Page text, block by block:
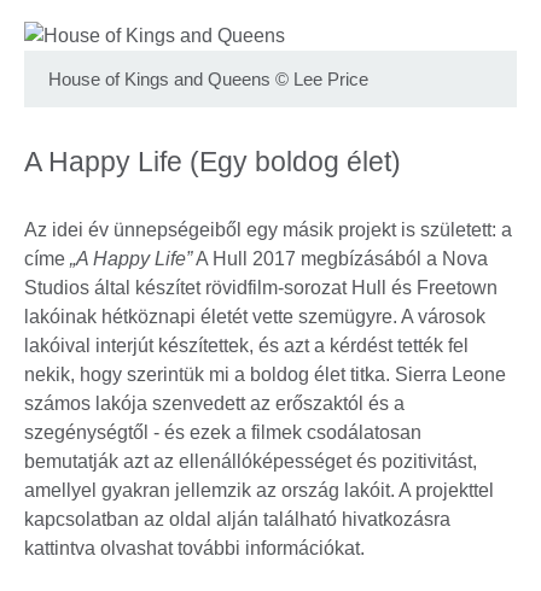
House of Kings and Queens © Lee Price
A Happy Life (Egy boldog élet)
Az idei év ünnepségeiből egy másik projekt is született: a
címe „A Happy Life”A Hull 2017 megbízásából a Nova
Studios által készítet rövidfilm-sorozat Hull és Freetown
lakóinak hétköznapi életét vette szemügyre. A városok
lakóival interjút készítettek, és azt a kérdést tették fel
nekik, hogy szerintük mi a boldog élet titka. Sierra Leone
számos lakója szenvedett az erőszaktól és a
szegénységtől - és ezek a filmek csodálatosan
bemutatják azt az ellenállóképességet és pozitivitást,
amellyel gyakran jellemzik az ország lakóit. A projekttel
kapcsolatban az oldal alján található hivatkozásra
kattintva olvashat további információkat.